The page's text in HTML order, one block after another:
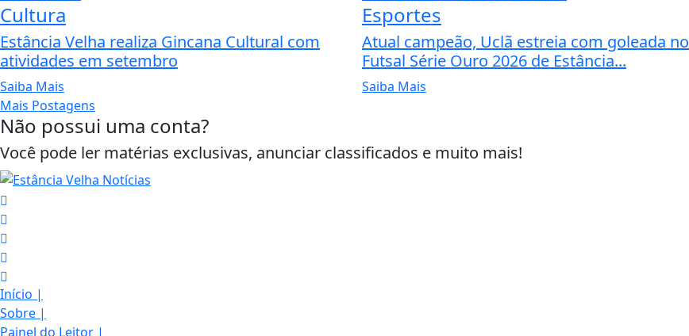
Cultura
Estância Velha realiza Gincana Cultural com
atividades em setembro
Saiba Mais
Esportes
Atual campeão, Uclã estreia com goleada no
Futsal Série Ouro 2026 de Estância...
Saiba Mais
Mais Postagens
Não possui uma conta?
Você pode ler matérias exclusivas, anunciar classificados e muito mais!
Início |
Sobre |
Painel do Leitor |